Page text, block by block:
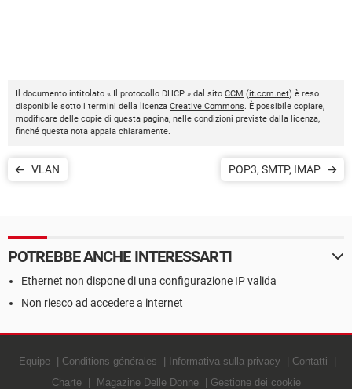
Il documento intitolato « Il protocollo DHCP » dal sito CCM (it.ccm.net) è reso
disponibile sotto i termini della licenza Creative Commons. È possibile copiare,
modificare delle copie di questa pagina, nelle condizioni previste dalla licenza,
finché questa nota appaia chiaramente.
VLAN POP3, SMTP, IMAP
POTREBBE ANCHE INTERESSARTI
Ethernet non dispone di una configurazione IP valida
Non riesco ad accedere a internet
Equipe Conditions générales Informativa sulla privacy
Contatti
Charte
Magazine Delle Donne Gestione dei cookie